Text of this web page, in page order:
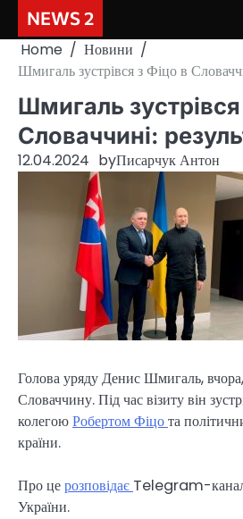
content
NEWS 2
Home
Новини
Шмигаль зустрівся з Фіцо в
Шмигаль зустрівся
Словаччині:
12.04.2024 byПисарчук Антон
Голова уряду Денис Шмигаль, вчора,
Словаччину. Під час візиту він
колегоюРобертом Фіцота
країни.
Про церозповідає Telegram-канал
України.